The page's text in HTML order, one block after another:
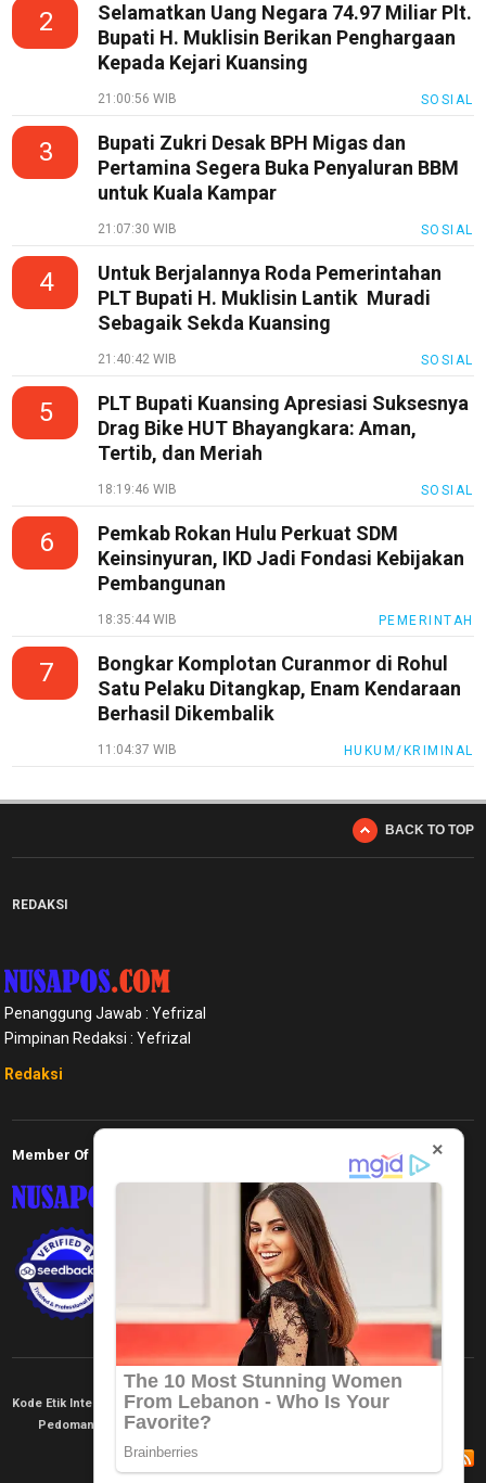
2
Selamatkan Uang Negara 74.97 Miliar Plt.
Bupati H. Muklisin Berikan Penghargaan
Kepada Kejari Kuansing
21:00:56 WIB SOSIAL
3
Bupati Zukri Desak BPH Migas dan
Pertamina Segera Buka Penyaluran BBM
untuk Kuala Kampar
21:07:30 WIB SOSIAL
4
Untuk Berjalannya Roda Pemerintahan
PLT Bupati H. Muklisin Lantik Muradi
Sebagaik Sekda Kuansing
21:40:42 WIB SOSIAL
5
PLT Bupati Kuansing Apresiasi Suksesnya
Drag Bike HUT Bhayangkara: Aman,
Tertib, dan Meriah
18:19:46 WIB SOSIAL
6
Pemkab Rokan Hulu Perkuat SDM
Keinsinyuran, IKD Jadi Fondasi Kebijakan
Pembangunan
18:35:44 WIB PEMERINTAH
7
Bongkar Komplotan Curanmor di Rohul
Satu Pelaku Ditangkap, Enam Kendaraan
Berhasil Dikembalik
11:04:37 WIB HUKUM/KRIMINAL
BACK TO TOP
REDAKSI
Penanggung Jawab : Yefrizal
Pimpinan Redaksi : Yefrizal
Redaksi
Member Of
Kode Etik Internal KEJ Disclaimer
Tentang Kami
Pedoman Media Siber
Redaksi
×